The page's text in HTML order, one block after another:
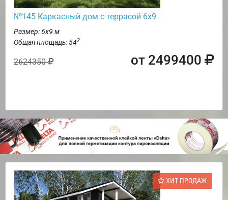
№145 Каркасный дом с террасой 6х9
Размер: 6х9 м
Общая площадь: 542
2624350 от 2499400
ХИТ ПРОДАЖ